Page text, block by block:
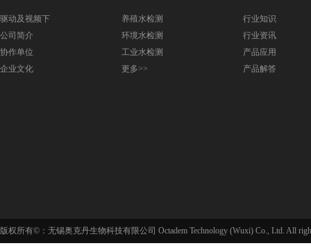
驱动及视频下
载
公司简介
协作单位
企业文化
养殖水检测
环境水检测
工业水检测
更多>>
行业知识
行业资讯
产品应用
产品解答
版权所有©：无锡奥克丹生物科技有限公司 Octadem Technology (Wuxi) Co., Ltd. All